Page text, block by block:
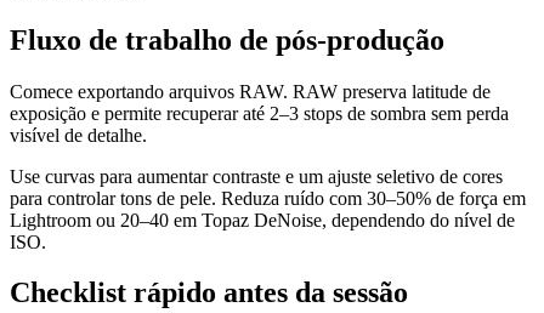
Fluxo de trabalho de pós‑produção
Comece exportando arquivos RAW. RAW preserva latitude de
exposição e permite recuperar até 2–3 stops de sombra sem perda
visível de detalhe.
Use curvas para aumentar contraste e um ajuste seletivo de cores
para controlar tons de pele. Reduza ruído com 30–50% de força em
Lightroom ou 20–40 em Topaz DeNoise, dependendo do nível de
ISO.
Checklist rápido antes da sessão